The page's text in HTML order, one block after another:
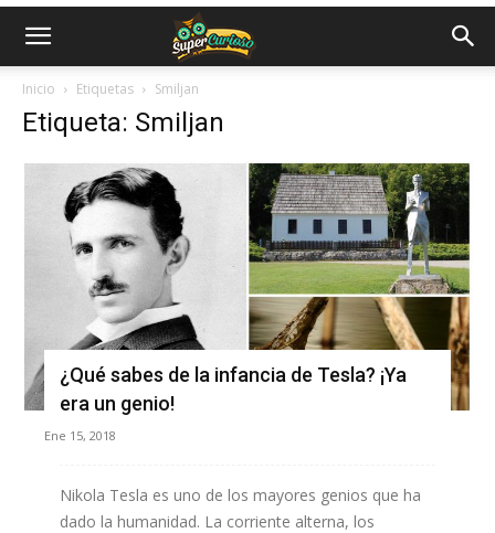
Inicio Etiquetas Smiljan
Etiqueta: Smiljan
¿Qué sabes de la infancia de Tesla? ¡Ya
era un genio!
Ene 15, 2018
Nikola Tesla es uno de los mayores genios que ha
dado la humanidad. La corriente alterna, los